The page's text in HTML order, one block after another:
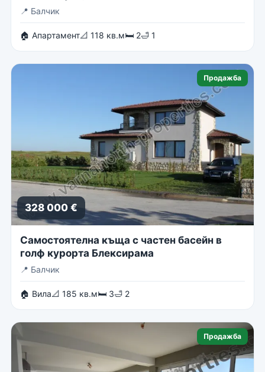
📍 Балчик
🏠 Апартамент📐 118 кв.м🛏 2🛁 1
Продажба
328 000 €
Самостоятелна къща с частен басейн в
голф курорта Блексирама
📍 Балчик
🏠 Вила📐 185 кв.м🛏 3🛁 2
Продажба